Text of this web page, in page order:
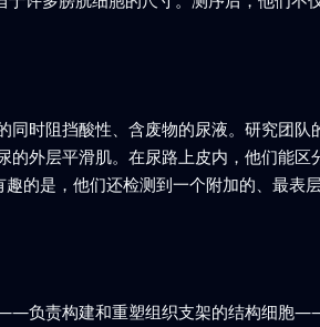
时阻挡酸性、含废物的尿液。研究团队
外层平滑肌。在尿路上皮内，他们能区
的是，他们还检测到一个附加的、最表
负责构建和重塑组织支架的结构细胞